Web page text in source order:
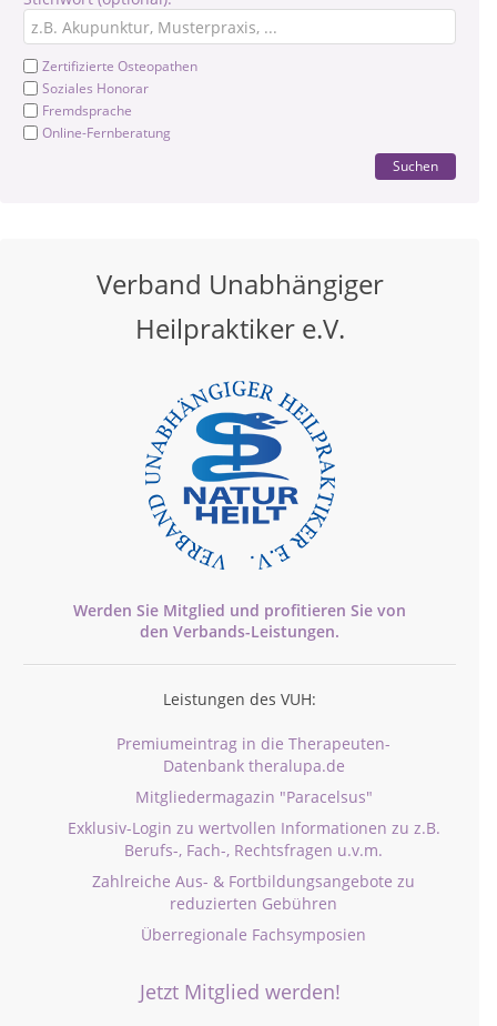
Zertifizierte Osteopathen
Soziales Honorar
Fremdsprache
Online-Fernberatung
Suchen
Verband Unabhängiger
Heilpraktiker e.V.
Werden Sie Mitglied und profitieren Sie von
den Verbands-Leistungen.
Leistungen des VUH:
Premiumeintrag in die Therapeuten-
Datenbank theralupa.de
Mitgliedermagazin "Paracelsus"
Exklusiv-Login zu wertvollen Informationen zu z.B.
Berufs-, Fach-, Rechtsfragen u.v.m.
Zahlreiche Aus- & Fortbildungsangebote zu
reduzierten Gebühren
Überregionale Fachsymposien
Jetzt Mitglied werden!